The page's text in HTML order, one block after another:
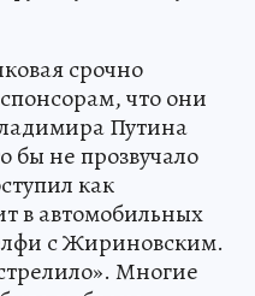
срочно
что они
Путина
бы не прозвучало
как
в автомобильных
с Жириновским.
Многие